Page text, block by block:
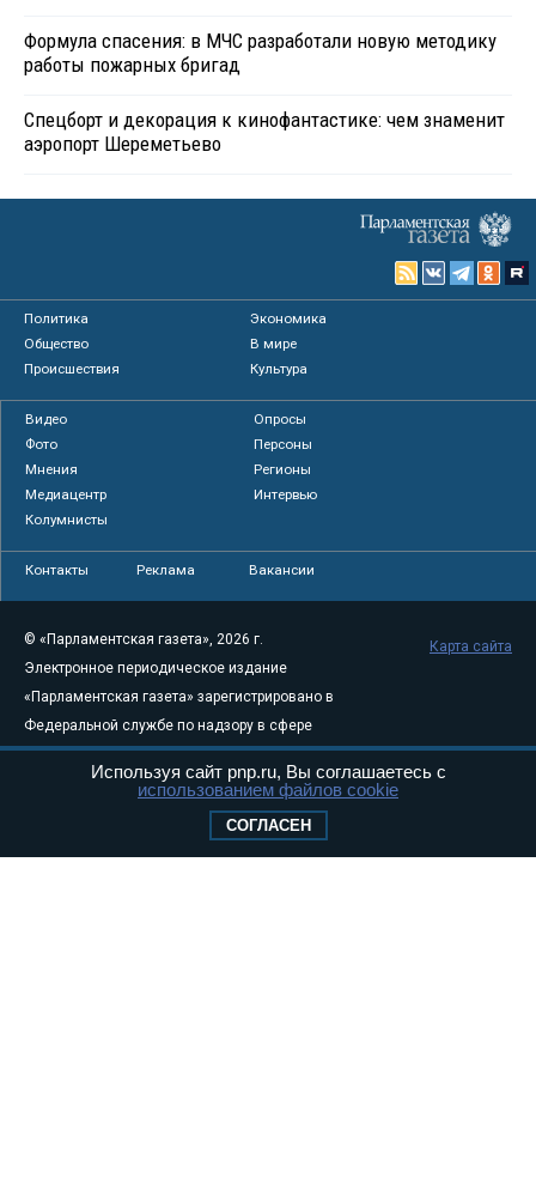
Формула спасения: в МЧС разработали новую методику
работы пожарных бригад
Спецборт и декорация к кинофантастике: чем знаменит
аэропорт Шереметьево
Политика
Экономика
Общество
В мире
Происшествия
Культура
Видео
Опросы
Фото
Персоны
Мнения
Регионы
Медиацентр
Интервью
Колумнисты
Контакты Реклама Вакансии
© «Парламентская газета», 2026 г.
Электронное периодическое издание
«Парламентская газета» зарегистрировано в
Федеральной службе по надзору в сфере
связи, информационных технологий и
массовых коммуникаций (Роскомнадзор) 05
Свидетельство о регистрации Эл № ФС77-
Карта сайта
Используя сайт pnp.ru, Вы соглашаетесь с
использованием файлов cookie
СОГЛАСЕН